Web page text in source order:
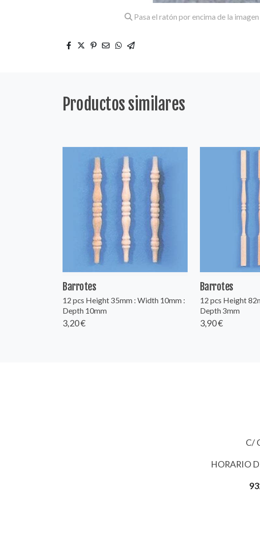
Pasa el ratón por encima de la
Productos similares
Barrotes
12 pcs Height 35mm : Width 10mm :
Depth 10mm
3,20 €
Barrotes
12 pcs Height
Depth 3mm
3,90 €
C/
HORARIO